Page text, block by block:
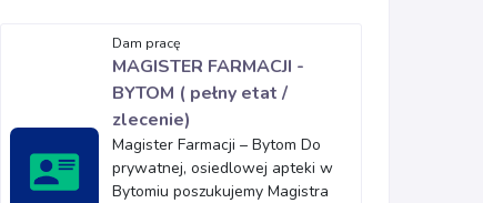
Dam pracę
MAGISTER FARMACJI -
BYTOM ( pełny etat /
zlecenie)
Magister Farmacji – Bytom Do
prywatnej, osiedlowej apteki w
Bytomiu poszukujemy Magistra